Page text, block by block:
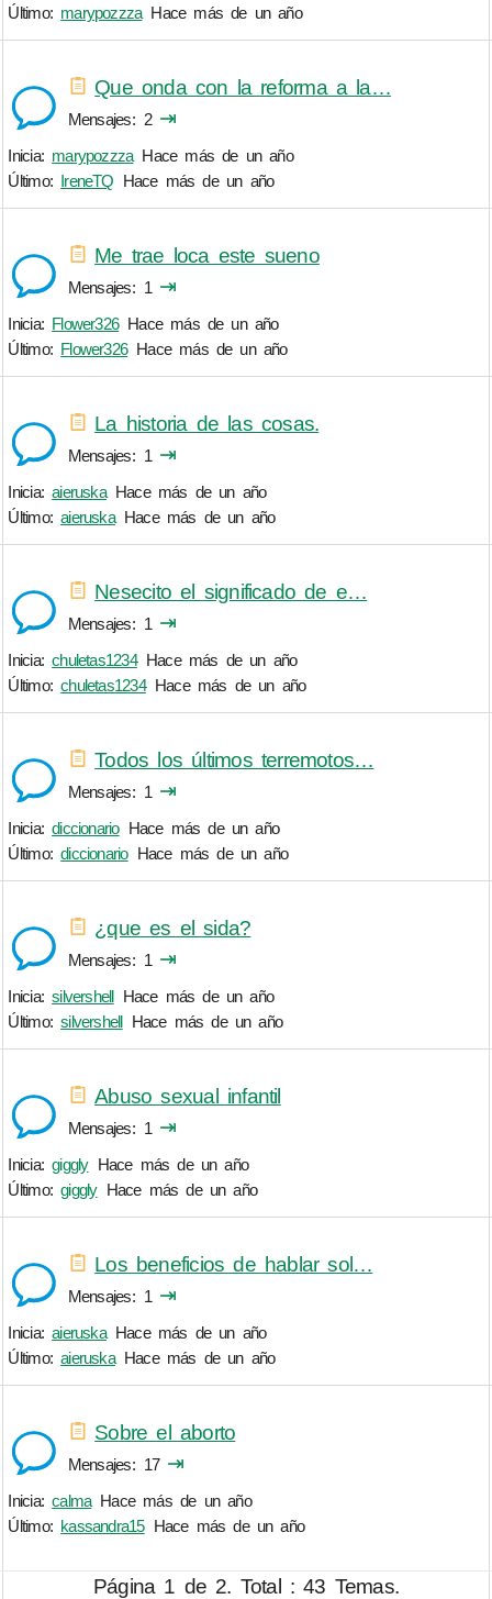
Último: marypozzza Hace más de un año
Que onda con la reforma a la…
Mensajes 2 ⇥
Inicia: marypozzza Hace más de un año
Último: IreneTQ Hace más de un año
Me trae loca este sueno
Mensajes 1 ⇥
Inicia: Flower326 Hace más de un año
Último: Flower326 Hace más de un año
La historia de las cosas.
Mensajes 1 ⇥
Inicia:aieruska Hace más de un año
Último:aieruska Hace más de un año
Nesecito el significado de e…
Mensajes 1 ⇥
Inicia:chuletas1234 Hace más de un año
Último:chuletas1234 Hace más de un año
Todos los últimos terremotos…
Mensajes 1 ⇥
Inicia:diccionario Hace más de un año
Último:diccionario Hace más de un año
¿que es el sida?
Mensajes 1 ⇥
Inicia:silvershell Hace más de un año
Último:silvershell Hace más de un año
Abuso sexual infantil
Mensajes 1 ⇥
Inicia:giggly Hace más de un año
Último:giggly Hace más de un año
Los beneficios de hablar sol…
Mensajes 1 ⇥
Inicia:aieruska Hace más de un año
Último:aieruska Hace más de un año
Sobre el aborto
Mensajes 17 ⇥
Inicia:calma Hace más de un año
Último: kassandra15 Hace más de un año
Página 1 de 2. Total : 43 Temas.